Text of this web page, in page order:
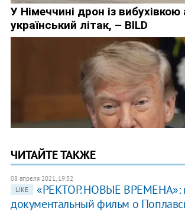
ЧИТАЙТЕ ТАКЖЕ
08 апреля 2021, 19:32
LIKE
«РЕКТОР. НОВЫЕ ВРЕМЕНА»:
документальный фильм о